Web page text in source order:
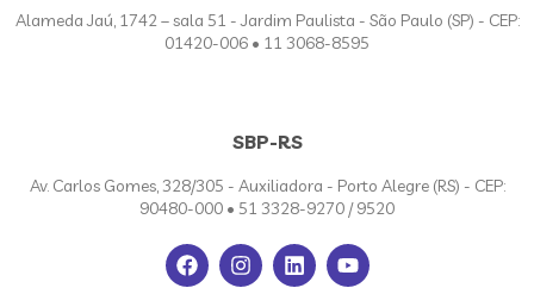
Alameda Jaú, 1742 – sala 51 - Jardim Paulista - São Paulo (SP) - CEP:
01420-006 • 11 3068-8595
SBP-RS
Av. Carlos Gomes, 328/305 - Auxiliadora - Porto Alegre (RS) - CEP:
90480-000 • 51 3328-9270 / 9520